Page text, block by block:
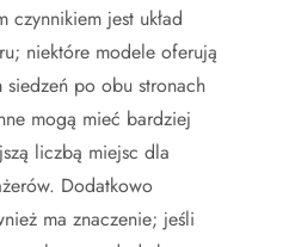
czynnikiem jest układ
niektóre modele oferują
siedzeń po obu stronach
mogą mieć bardziej
liczbą miejsc dla
Dodatkowo
ma znaczenie; jeśli